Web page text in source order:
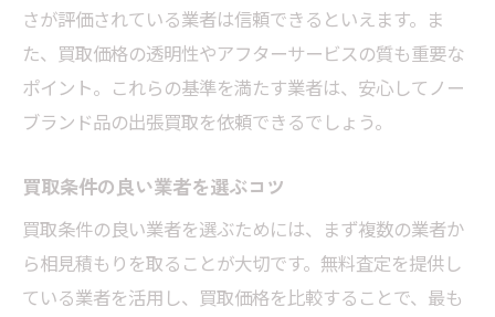
さが評価されている業者は信頼できるといえます。ま
た、買取価格の透明性やアフターサービスの質も重要な
ポイント。これらの基準を満たす業者は、安心してノー
ブランド品の出張買取を依頼できるでしょう。
買取条件の良い業者を選ぶコツ
買取条件の良い業者を選ぶためには、まず複数の業者か
ら相見積もりを取ることが大切です。無料査定を提供し
ている業者を活用し、買取価格を比較することで、最も